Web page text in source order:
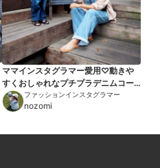
ママインスタグラマー愛用♡動きや
すくおしゃれなプチプラデニムコー
デ9選ファッションインスタグラマー
nozomi